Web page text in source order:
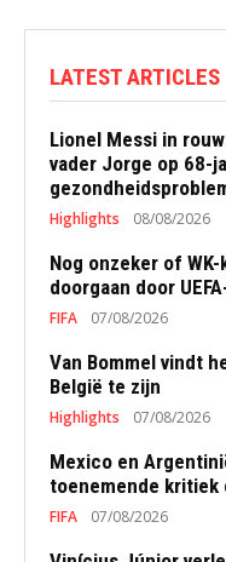
LATEST ARTICLES
Lionel Messi in
vader Jorge op 68-
Highlights 08/08/2026
Nog onzeker of
doorgaan door
FIFA 07/08/2026
Van Bommel vindt
België te zijn
Highlights 07/08/2026
Mexico en
toenemende kritiek
FIFA 07/08/2026